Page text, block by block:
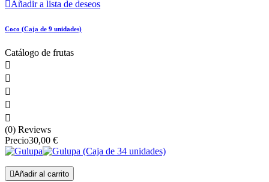
Añadir a lista de deseos
Coco (Caja de 9 unidades)
Catálogo de frutas





(0) Reviews
Precio30,00 €
Añadir al carrito